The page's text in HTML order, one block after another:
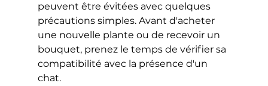
peuvent être évitées avec quelques
précautions simples. Avant d'acheter
une nouvelle plante ou de recevoir un
bouquet, prenez le temps de vérifier sa
compatibilité avec la présence d'un
chat.